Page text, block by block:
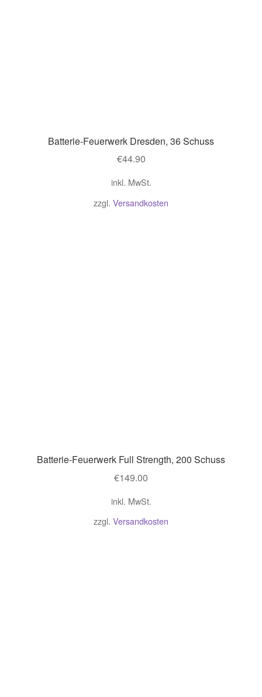
Batterie-Feuerwerk Dresden, 36 Schuss
€44.90
inkl. MwSt.
zzgl. Versandkosten
Batterie-Feuerwerk Full Strength, 200 Schuss
€149.00
inkl. MwSt.
zzgl. Versandkosten